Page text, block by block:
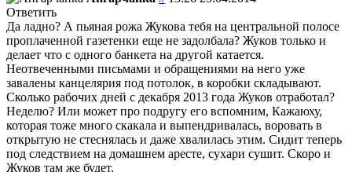
Ответить
Да ладно? А пьяная рожа Жукова тебя на центральной полосе
проплаченной газетенки еще не задолбала? Жуков только и
делает что с одного банкета на другой катается.
Неотвеченными письмами и обращениями на него уже
завалены канцелярия под потолок, в коробки складывают.
Сколько рабочих дней с декабря 2013 года Жуков отработал?
Неделю? Или может про подругу его вспомним, Кажаюху,
которая тоже много скакала и выпендривалась, воровать в
открытую не стеснялась и даже хвалилась этим. Сидит теперь
под следствием на домашнем аресте, сухари сушит. Скоро и
Жуков там же будет.